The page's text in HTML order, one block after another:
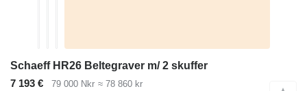
Schaeff HR26 Beltegraver m/ 2 skuffer
7 193 €
79 000 Nkr ≈ 78 860 kr